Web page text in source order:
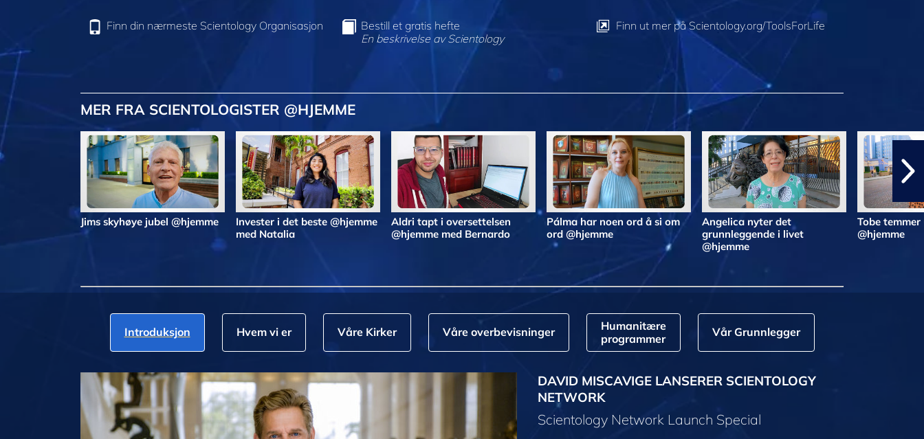
Finn din nærmeste Scientology Organisasjon
Bestill et gratis hefte
En beskrivelse av Scientology
Finn ut mer på Scientology.org/ToolsForLife
MER FRA SCIENTOLOGISTER @HJEMME
Jims skyhøye jubel @hjemme
Invester i det beste @hjemme
med Natalia
Aldri tapt i oversettelsen
@hjemme med Bernardo
Pálma har noen ord å si om
ord @hjemme
Angelica nyter det
grunnleggende i livet
@hjemme
Tobe
@hjemme
Introduksjon Hvem vi er Våre Kirker Våre overbevisninger
Humanitære
programmer
Vår Grunnlegger
DAVID MISCAVIGE LANSERER SCIENTOLOGY
NETWORK
Scientology Network Launch Special